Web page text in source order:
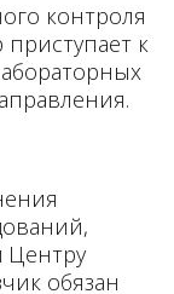
контроля
к
Центру
обязан